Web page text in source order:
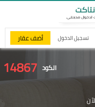
تسجيل الدخول أضف عقار
الكود 14867